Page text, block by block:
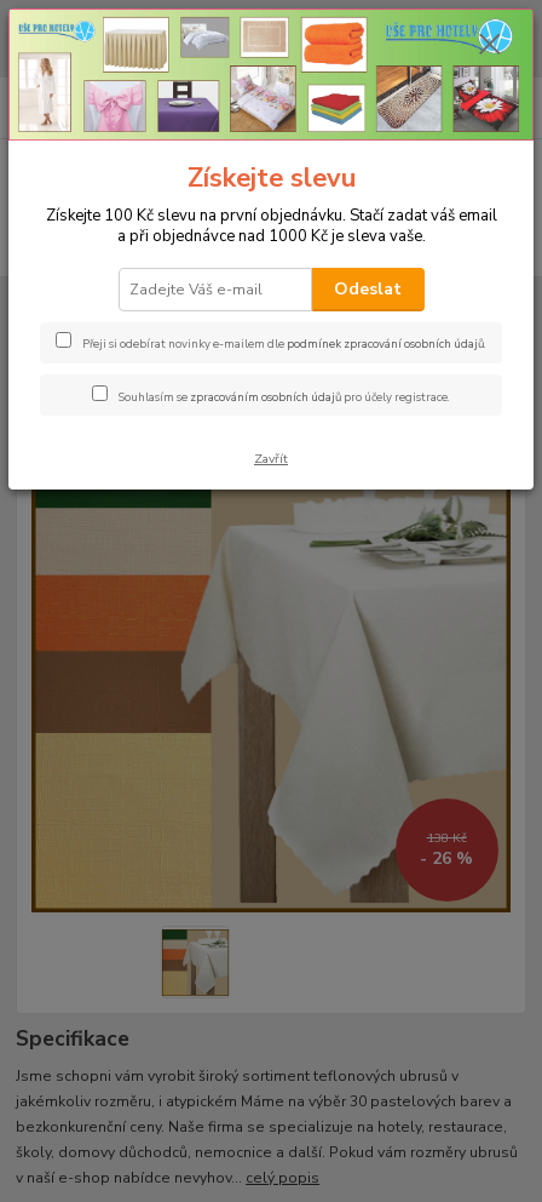
CHCETE NAKOUPIT VĚTŠÍ MNOŽSTVÍ NAŠICH PRODUKTŮ ZA LEPŠÍ
CENU? Klikněte ZDE
CZK
+420 773 794 023
Pondělí-pátek 9-16 hodin
0ks
za0 Kč
UBRUSY
Teflonové ubrusy jednobarevné s vodoodpudivou úpravou
Teflonový ubrus 70x70cm - ekr 1
138 Kč
- 26 %
Specifikace
Jsme schopni vám vyrobit široký sortiment teflonových ubrusů v
jakémkoliv rozměru, i atypickém Máme na výběr 30 pastelových barev a
bezkonkurenční ceny. Naše firma se specializuje na hotely, restaurace,
školy, domovy důchodců, nemocnice a další. Pokud vám rozměry ubrusů
v naší e-shop nabídce nevyhov... celý popis
Získejte slevu
Získejte 100 Kč slevu na první objednávku. Stačí zadat váš email
a při objednávce nad 1000 Kč je sleva vaše.
Odeslat
Přeji si odebírat novinky e-mailem dle podmínek zpracování osobních údajů.
Souhlasím se zpracováním osobních údajů pro účely registrace.
Zavřít